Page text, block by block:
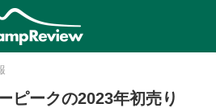
ピークの2023年初売り